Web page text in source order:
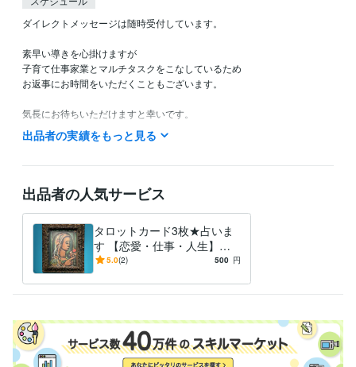
ダイレクトメッセージは随時受付しています。
素早い導きを心掛けますが
子育て仕事家業とマルチタスクをこなしているため
お返事にお時間をいただくこともございます。
気長にお待ちいただけますと幸いです。
ご縁に感謝。
どうぞ宜しくお願いいたします。
出品者の実績をもっと見る
出品者の人気サービス
タロットカード3枚★占いま
す 【恋愛・仕事・人生】過
去・現在・未来の流れをリー
5.0(2) 500 円